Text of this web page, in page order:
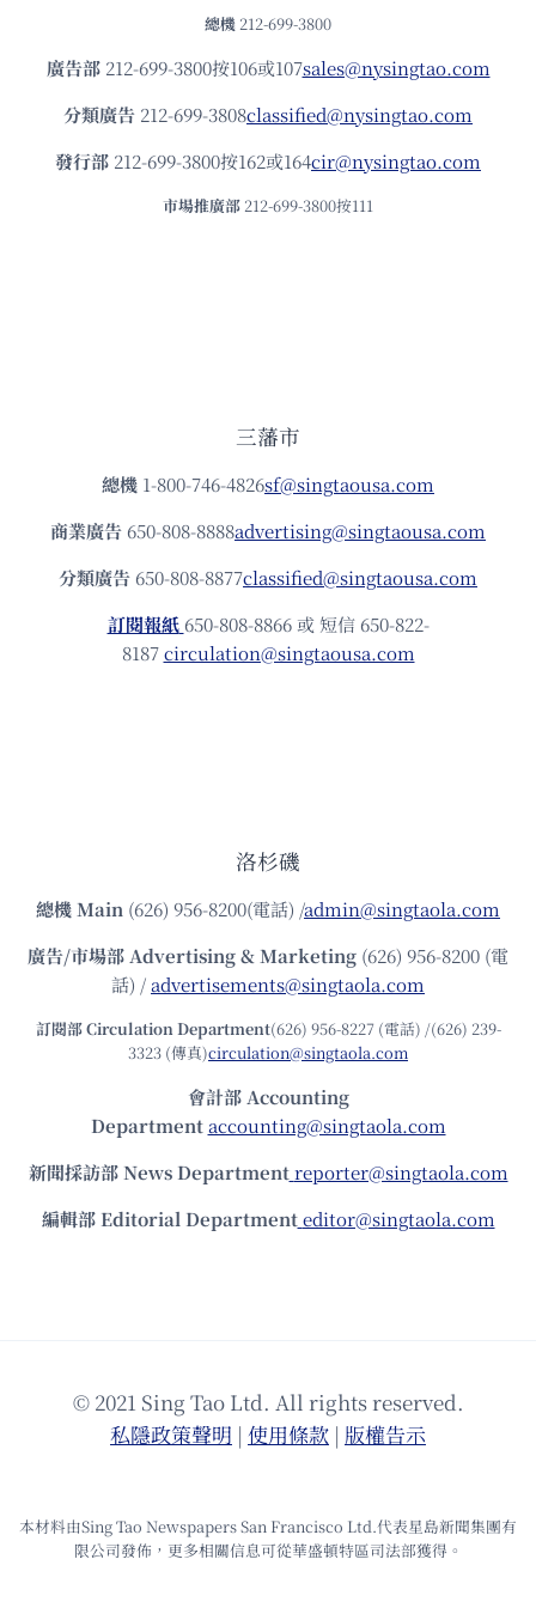
總機 212-699-3800
廣告部212-699-3800按106或107sales@nysingtao.com
分類廣告 212-699-3808classified@nysingtao.com
發⾏部 212-699-3800按162或164cir@nysingtao.com
市場推廣部 212-699-3800按111
三藩市
總機 1-800-746-4826sf@singtaousa.com
商業廣告 650-808-8888advertising@singtaousa.com
分類廣告 650-808-8877classified@singtaousa.com
訂閱報紙 650-808-8866 或 短信 650-822-
8187circulation@singtaousa.com
洛杉磯
總機Main (626) 956-8200(電話) /admin@singtaola.com
廣告/市場部Advertising & Marketing (626) 956-8200 (電
話) /advertisements@singtaola.com
訂閱部 Circulation Department(626) 956-8227 (電話) /(626) 239-
3323 (傳真)circulation@singtaola.com
會計部 Accounting
Department accounting@singtaola.com
新聞採訪部 News Department reporter@singtaola.com
編輯部 Editorial Department editor@singtaola.com
© 2021 Sing Tao Ltd. All rights reserved.
私隱政策聲明 | 使⽤條款 | 版權告⽰
本材料由Sing Tao Newspapers San Francisco Ltd.代表星島新聞集團有
限公司發佈，更多相關信息可從華盛頓特區司法部獲得。